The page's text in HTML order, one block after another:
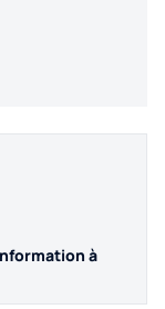
à